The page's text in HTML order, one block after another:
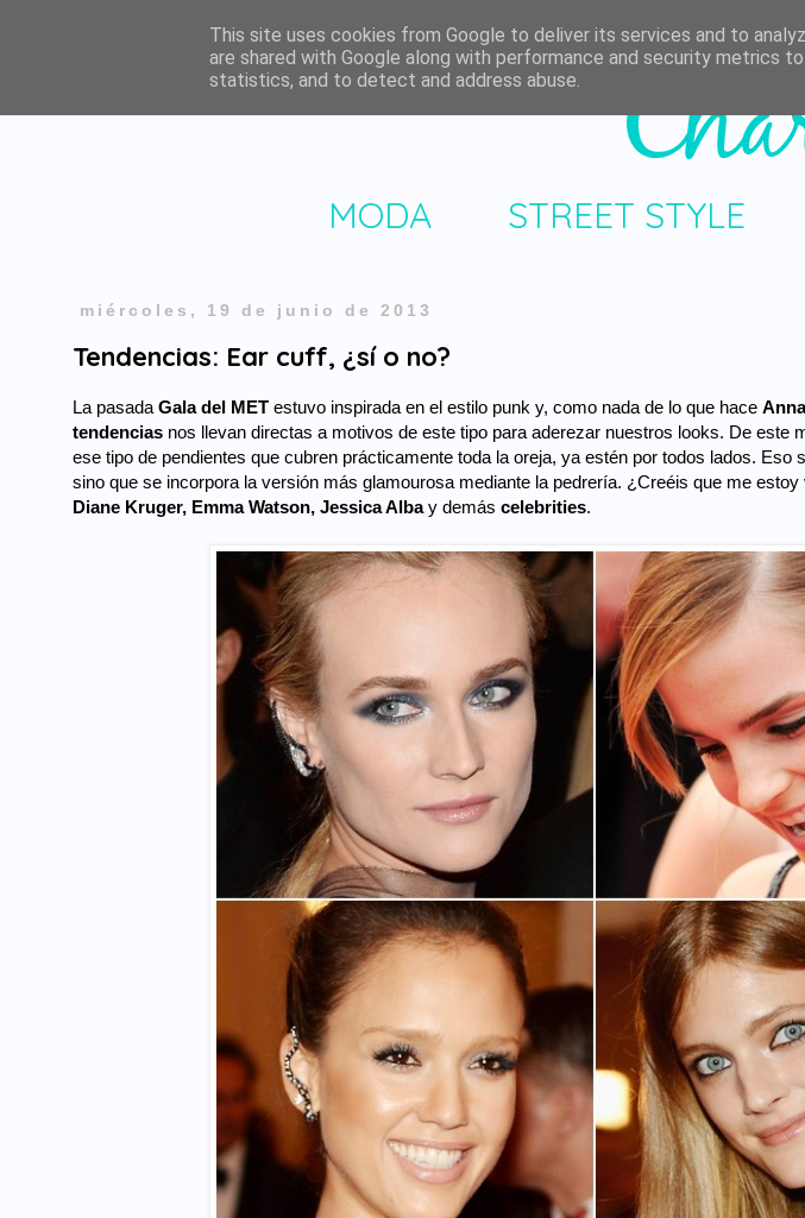
MODA STREET STYLE
miércoles, 19 de junio de 2013
Tendencias: Ear cuff, ¿sí o no?
La pasada Gala del MET estuvo inspirada en el estilo punk y, como nada de lo que hace
tendencias nos llevan directas a motivos de este tipo para aderezar nuestros looks. De este
ese tipo de pendientes que cubren prácticamente toda la oreja, ya estén por todos lados.
sino que se incorpora la versión más glamourosa mediante la pedrería. ¿Creéis que me
Diane Kruger, Emma Watson, Jessica Albay demás celebrities.
This site uses cookies from Google to deliver its services and to
are shared with Google along with performance and security metrics
statistics, and to detect and address abuse.